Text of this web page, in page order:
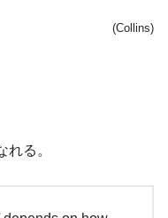
(Collins)
れる。